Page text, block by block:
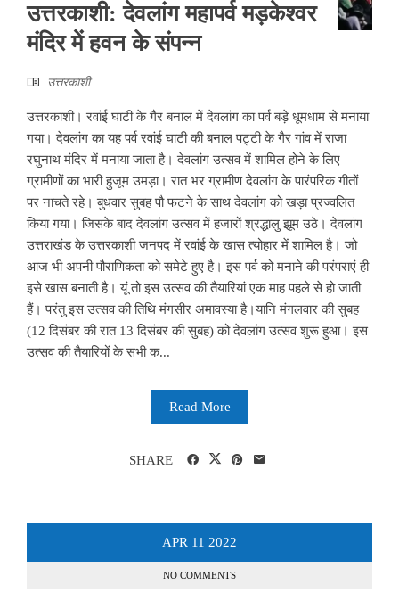
उत्तरकाशी: देवलांग महापर्व मड़केश्वर
मंदिर में हवन के संपन्न
उत्तरकाशी
उत्तरकाशी। रवांई घाटी के गैर बनाल में देवलांग का पर्व बड़े धूमधाम से मनाया
गया। देवलांग का यह पर्व रवांई घाटी की बनाल पट्टी के गैर गांव में राजा
रघुनाथ मंदिर में मनाया जाता है। देवलांग उत्सव में शामिल होने के लिए
ग्रामीणों का भारी हुजूम उमड़ा। रात भर ग्रामीण देवलांग के पारंपरिक गीतों
पर नाचते रहे। बुधवार सुबह पौ फटने के साथ देवलांग को खड़ा प्रज्वलित
किया गया। जिसके बाद देवलांग उत्सव में हजारों श्रद्धालु झूम उठे। देवलांग
उत्तराखंड के उत्तरकाशी जनपद में रवांई के खास त्योहार में शामिल है। जो
आज भी अपनी पौराणिकता को समेटे हुए है। इस पर्व को मनाने की परंपराएं ही
इसे खास बनाती है। यूं तो इस उत्सव की तैयारियां एक माह पहले से हो जाती
हैं। परंतु इस उत्सव की तिथि मंगसीर अमावस्या है।यानि मंगलवार की सुबह
(12 दिसंबर की रात 13 दिसंबर की सुबह) को देवलांग उत्सव शुरू हुआ। इस
उत्सव की तैयारियों के सभी क...
Read More
SHARE
APR 11 2022
NO COMMENTS